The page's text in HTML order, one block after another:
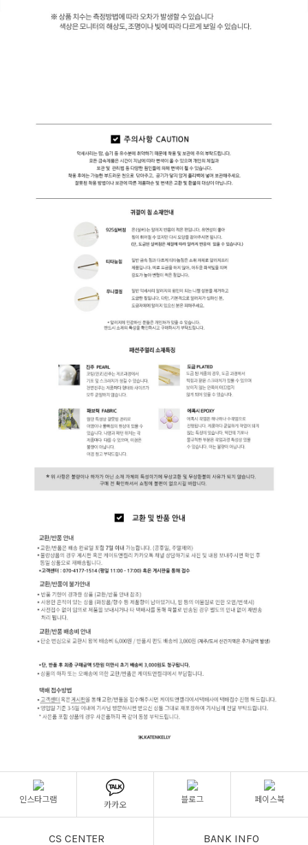
인스타그램
카카오
블로그 페이스북
CS CENTER BANK INFO